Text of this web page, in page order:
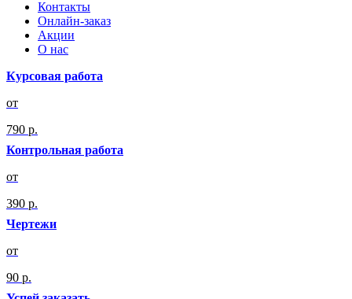
Контакты
Онлайн-заказ
Акции
О нас
Курсовая работа
от
790 р.
Контрольная работа
от
390 р.
Чертежи
от
90 р.